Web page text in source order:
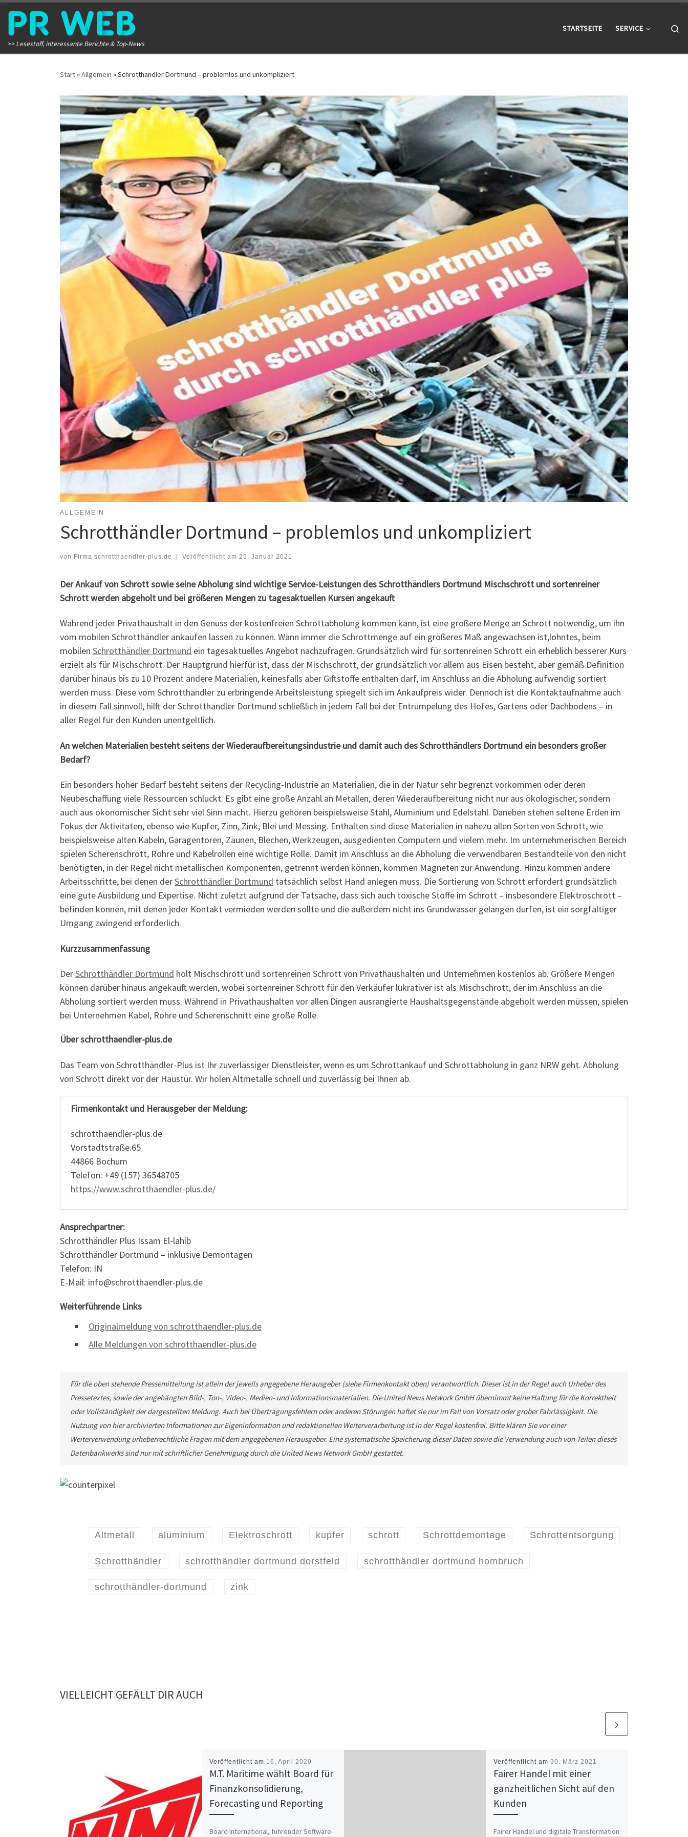
Zum Inhalt springen
>> Lesestoff, interessante Berichte & Top-News
STARTSEITE SERVICE
Start»Allgemein »Schrotthändler Dortmund – problemlos und unkompliziert
ALLGEMEIN
Schrotthändler Dortmund – problemlos und unkompliziert
von Firma schrotthaendler-plus.de | Veröffentlicht am 25. Januar 2021
Der Ankauf von Schrott sowie seine Abholung sind wichtige Service-Leistungen des Schrotthändlers Dortmund Mischschrott und sortenreiner
Schrott werden abgeholt und bei größeren Mengen zu tagesaktuellen Kursen angekauft
Während jeder Privathaushalt in den Genuss der kostenfreien Schrottabholung kommen kann, ist eine größere Menge an Schrott notwendig, um ihn
vom mobilen Schrotthändler ankaufen lassen zu können. Wann immer die Schrottmenge auf ein größeres Maß angewachsen ist,lohntes, beim
mobilen Schrotthändler Dortmund ein tagesaktuelles Angebot nachzufragen. Grundsätzlich wird für sortenreinen Schrott ein erheblich besserer Kurs
erzielt als für Mischschrott. Der Hauptgrund hierfür ist, dass der Mischschrott, der grundsätzlich vor allem aus Eisen besteht, aber gemäß Definition
darüber hinaus bis zu 10 Prozent andere Materialien, keinesfalls aber Giftstoffe enthalten darf, im Anschluss an die Abholung aufwendig sortiert
werden muss. Diese vom Schrotthändler zu erbringende Arbeitsleistung spiegelt sich im Ankaufpreis wider. Dennoch ist die Kontaktaufnahme auch
in diesem Fall sinnvoll, hilft der Schrotthändler Dortmund schließlich in jedem Fall bei der Entrümpelung des Hofes, Gartens oder Dachbodens – in
aller Regel für den Kunden unentgeltlich.
An welchen Materialien besteht seitens der Wiederaufbereitungsindustrie und damit auch des Schrotthändlers Dortmund ein besonders großer
Bedarf?
Ein besonders hoher Bedarf besteht seitens der Recycling-Industrie an Materialien, die in der Natur sehr begrenzt vorkommen oder deren
Neubeschaffung viele Ressourcen schluckt. Es gibt eine große Anzahl an Metallen, deren Wiederaufbereitung nicht nur aus ökologischer, sondern
auch aus ökonomischer Sicht sehr viel Sinn macht. Hierzu gehören beispielsweise Stahl, Aluminium und Edelstahl. Daneben stehen seltene Erden im
Fokus der Aktivitäten, ebenso wie Kupfer, Zinn, Zink, Blei und Messing. Enthalten sind diese Materialien in nahezu allen Sorten von Schrott, wie
beispielsweise alten Kabeln, Garagentoren, Zäunen, Blechen, Werkzeugen, ausgedienten Computern und vielem mehr. Im unternehmerischen Bereich
spielen Scherenschrott, Rohre und Kabelrollen eine wichtige Rolle. Damit im Anschluss an die Abholung die verwendbaren Bestandteile von den nicht
benötigten, in der Regel nicht metallischen Komponenten, getrennt werden können, kommen Magneten zur Anwendung. Hinzu kommen andere
Arbeitsschritte, bei denen derSchrotthändler Dortmund tatsächlich selbst Hand anlegen muss. Die Sortierung von Schrott erfordert grundsätzlich
eine gute Ausbildung und Expertise. Nicht zuletzt aufgrund der Tatsache, dass sich auch toxische Stoffe im Schrott – insbesondere Elektroschrott –
befinden können, mit denen jeder Kontakt vermieden werden sollte und die außerdem nicht ins Grundwasser gelangen dürfen, ist ein sorgfältiger
Umgang zwingend erforderlich.
Kurzzusammenfassung
DerSchrotthändler Dortmund holt Mischschrott und sortenreinen Schrott von Privathaushalten und Unternehmen kostenlos ab. Größere Mengen
können darüber hinaus angekauft werden, wobei sortenreiner Schrott für den Verkäufer lukrativer ist als Mischschrott, der im Anschluss an die
Abholung sortiert werden muss. Während in Privathaushalten vor allen Dingen ausrangierte Haushaltsgegenstände abgeholt werden müssen, spielen
bei Unternehmen Kabel, Rohre und Scherenschnitt eine große Rolle.
Über schrotthaendler-plus.de
Das Team von Schrotthändler-Plus ist Ihr zuverlässiger Dienstleister, wenn es um Schrottankauf und Schrottabholung in ganz NRW geht. Abholung
von Schrott direkt vor der Haustür. Wir holen Altmetalle schnell und zuverlässig bei Ihnen ab.
Firmenkontakt und Herausgeber der Meldung:
schrotthaendler-plus.de
Vorstadtstraße.65
44866 Bochum
Telefon: +49 (157) 36548705
https://www.schrotthaendler-plus.de/
Ansprechpartner:
Schrotthändler Plus Issam El-lahib
Schrotthändler Dortmund – inklusive Demontagen
Telefon: IN
E-Mail: info@schrotthaendler-plus.de
Weiterführende Links
Originalmeldung von schrotthaendler-plus.de
Alle Meldungen von schrotthaendler-plus.de
Für die oben stehende Pressemitteilung ist allein der jeweils angegebene Herausgeber (siehe Firmenkontakt oben) verantwortlich. Dieser ist in der Regel auch Urheber des
Pressetextes, sowie der angehängten Bild-, Ton-, Video-, Medien- und Informationsmaterialien. Die United News Network GmbH übernimmt keine Haftung für die Korrektheit
oder Vollständigkeit der dargestellten Meldung. Auch bei Übertragungsfehlern oder anderen Störungen haftet sie nur im Fall von Vorsatz oder grober Fahrlässigkeit. Die
Nutzung von hier archivierten Informationen zur Eigeninformation und redaktionellen Weiterverarbeitung ist in der Regel kostenfrei. Bitte klären Sie vor einer
Weiterverwendung urheberrechtliche Fragen mit dem angegebenen Herausgeber. Eine systematische Speicherung dieser Daten sowie die Verwendung auch von Teilen dieses
Datenbankwerks sind nur mit schriftlicher Genehmigung durch die United News Network GmbH gestattet.
Altmetall aluminium Elektroschrott kupfer schrott Schrottdemontage Schrottentsorgung
Schrotthändler schrotthändler dortmund dorstfeld schrotthändler dortmund hombruch
schrotthändler-dortmund zink
VIELLEICHT GEFÄLLT DIR AUCH
Veröffentlicht am 16. April 2020
M.T. Maritime wählt Board für
Finanzkonsolidierung,
Forecasting und Reporting
Board International, führender Software-
Veröffentlicht am 30. März 2021
Fairer Handel mit einer
ganzheitlichen Sicht auf den
Kunden
Fairer Handel und digitale Transformation